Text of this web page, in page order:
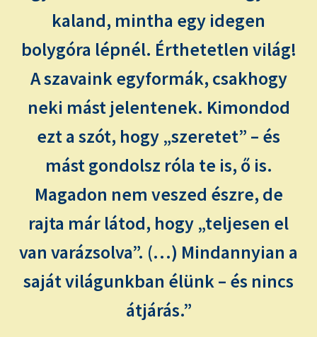
kaland, mintha egy idegen
bolygóra lépnél. Érthetetlen világ!
A szavaink egyformák, csakhogy
neki mást jelentenek. Kimondod
ezt a szót, hogy „szeretet” – és
mást gondolsz róla te is, ő is.
Magadon nem veszed észre, de
rajta már látod, hogy „teljesen el
van varázsolva”. (…) Mindannyian a
saját világunkban élünk – és nincs
átjárás.”